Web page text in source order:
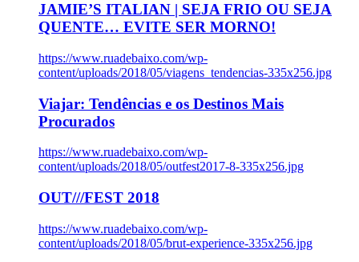
JAMIE’S ITALIAN | SEJA FRIO OU SEJA
QUENTE… EVITE SER MORNO!
https://www.ruadebaixo.com/wp-
content/uploads/2018/05/viagens_tendencias-335x256.jpg
Viajar: Tendências e os Destinos Mais
Procurados
https://www.ruadebaixo.com/wp-
content/uploads/2018/05/outfest2017-8-335x256.jpg
OUT///FEST 2018
https://www.ruadebaixo.com/wp-
content/uploads/2018/05/brut-experience-335x256.jpg